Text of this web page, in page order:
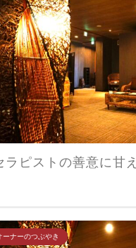
ラピストの善意に甘
ーナーのつぶやき